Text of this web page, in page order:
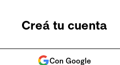
Creá tu cuenta
Con Google